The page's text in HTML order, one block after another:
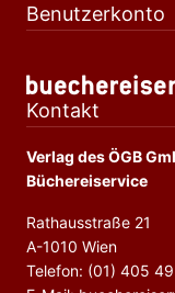
Benutzerkonto
Kontakt
Verlag des ÖGB
Büchereiservice
Rathausstraße 21
A-1010 Wien
Telefon: (01) 405